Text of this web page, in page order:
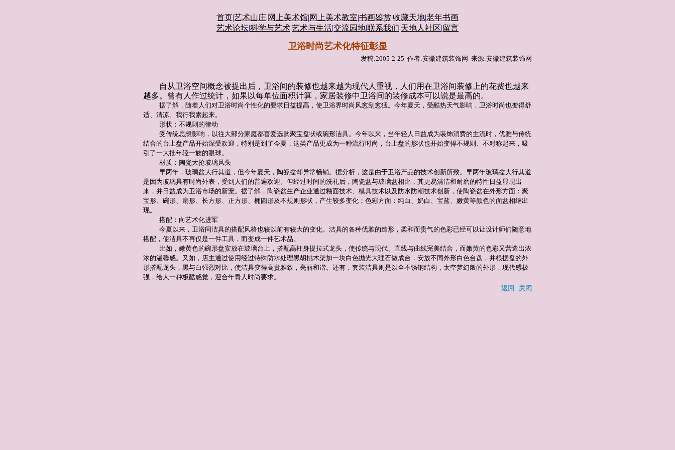
首页|艺术山庄|网上美术馆|网上美术教室|书画鉴赏|收藏天地|老年书画
艺术论坛|科学与艺术|艺术与生活|交流园地|联系我们|天地人社区|留言
卫浴时尚艺术化特征彰显
发稿:2005-2-25 作者:安徽建筑装饰网 来源:安徽建筑装饰网
自从卫浴空间概念被提出后，卫浴间的装修也越来越为现代人重视，人们用在卫浴间装修上的花费也越来
越多。曾有人作过统计，如果以每单位面积计算，家居装修中卫浴间的装修成本可以说是最高的。
据了解，随着人们对卫浴时尚个性化的要求日益提高，使卫浴界时尚风愈刮愈猛。今年夏天，受酷热天气影响，卫浴时尚也变得舒
适、清凉、我行我素起来。
形状：不规则的律动
受传统思想影响，以往大部分家庭都喜爱选购聚宝盘状或碗形洁具。今年以来，当年轻人日益成为装饰消费的主流时，优雅与传统
结合的台上盘产品开始深受欢迎，特别是到了今夏，这类产品更成为一种流行时尚，台上盘的形状也开始变得不规则、不对称起来，吸
引了一大批年轻一族的眼球。
材质：陶瓷大抢玻璃风头
早两年，玻璃盆大行其道，但今年夏天，陶瓷盆却异常畅销。据分析，这是由于卫浴产品的技术创新所致。早两年玻璃盆大行其道
是因为玻璃具有时尚外表，受到人们的普遍欢迎。但经过时间的洗礼后，陶瓷盆与玻璃盆相比，其更易清洁和耐磨的特性日益显现出
来，并日益成为卫浴市场的新宠。据了解，陶瓷盆生产企业通过釉面技术、模具技术以及防水防潮技术创新，使陶瓷盆在外形方面：聚
宝形、碗形、扇形、长方形、正方形、椭圆形及不规则形状，产生较多变化；色彩方面：纯白、奶白、宝蓝、嫩黄等颜色的面盆相继出
现。
搭配：向艺术化进军
今夏以来，卫浴间洁具的搭配风格也较以前有较大的变化。洁具的各种优雅的造形，柔和而贵气的色彩已经可以让设计师们随意地
搭配，使洁具不再仅是一件工具，而变成一件艺术品。
比如，嫩黄色的碗形盘安放在玻璃台上，搭配高柱身提拉式龙头，使传统与现代、直线与曲线完美结合，而嫩黄的色彩又营造出浓
浓的温馨感。又如，店主通过使用经过特殊防水处理黑胡桃木架加一块白色抛光大理石做成台，安放不同外形白色台盘，并根据盘的外
形搭配龙头，黑与白强烈对比，使洁具变得高贵雅致，亮丽和谐。还有，套装洁具则是以全不锈钢结构，太空梦幻般的外形，现代感极
强，给人一种极酷感觉，迎合年青人时尚要求。
返回
关闭